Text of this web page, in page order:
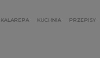
KALAREPA KUCHNIA PRZEPISY